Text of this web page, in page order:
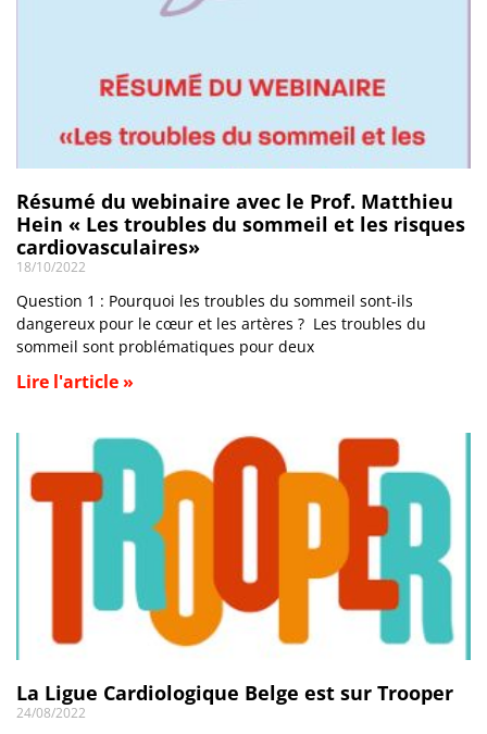
Résumé du webinaire avec le Prof. Matthieu
Hein « Les troubles du sommeil et les risques
cardiovasculaires»
18/10/2022
Question 1 : Pourquoi les troubles du sommeil sont-ils
dangereux pour le cœur et les artères ? Les troubles du
sommeil sont problématiques pour deux
Lire l'article »
La Ligue Cardiologique Belge est sur Trooper
24/08/2022